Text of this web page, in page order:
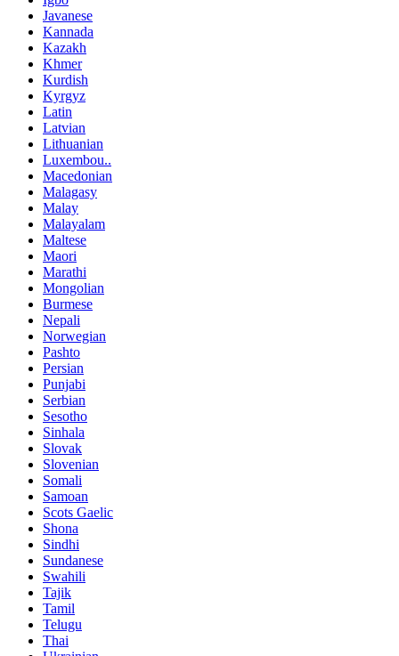
Javanese
Kannada
Kazakh
Khmer
Kurdish
Kyrgyz
Latin
Latvian
Lithuanian
Luxembou..
Macedonian
Malagasy
Malay
Malayalam
Maltese
Maori
Marathi
Mongolian
Burmese
Nepali
Norwegian
Pashto
Persian
Punjabi
Serbian
Sesotho
Sinhala
Slovak
Slovenian
Somali
Samoan
Scots Gaelic
Shona
Sindhi
Sundanese
Swahili
Tajik
Tamil
Telugu
Thai